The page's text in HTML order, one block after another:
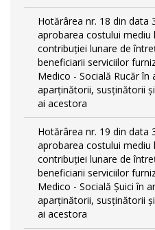
Hotărârea nr. 18 din data
aprobarea costului mediu
contribuției lunare de
beneficiarii serviciilor
Medico - Socială Rucăr în
aparținătorii, susținătorii
ai acestora
Hotărârea nr. 19 din data
aprobarea costului mediu
contribuției lunare de
beneficiarii serviciilor
Medico - Socială Șuici în
aparținătorii, susținătorii
ai acestora